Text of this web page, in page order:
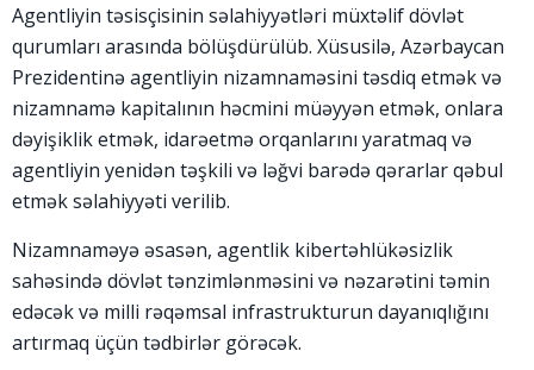
Agentliyin təsisçisinin səlahiyyətləri müxtəlif dövlət
qurumları arasında bölüşdürülüb. Xüsusilə, Azərbaycan
Prezidentinə agentliyin nizamnaməsini təsdiq etmək və
nizamnamə kapitalının həcmini müəyyən etmək, onlara
dəyişiklik etmək, idarəetmə orqanlarını yaratmaq və
agentliyin yenidən təşkili və ləğvi barədə qərarlar qəbul
etmək səlahiyyəti verilib.
Nizamnaməyə əsasən, agentlik kibertəhlükəsizlik
sahəsində dövlət tənzimlənməsini və nəzarətini təmin
edəcək və milli rəqəmsal infrastrukturun dayanıqlığını
artırmaq üçün tədbirlər görəcək.